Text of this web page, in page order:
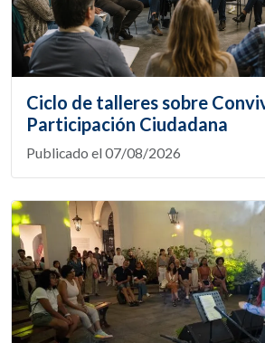
Ciclo de talleres sobre
Participación Ciudadana
Publicado el 07/08/2026